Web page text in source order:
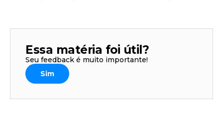
Essa matéria foi útil?
Seu feedback é muito importante!
Sim